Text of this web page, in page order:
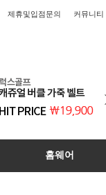
제휴및입점문의 커뮤니티
홈웨어